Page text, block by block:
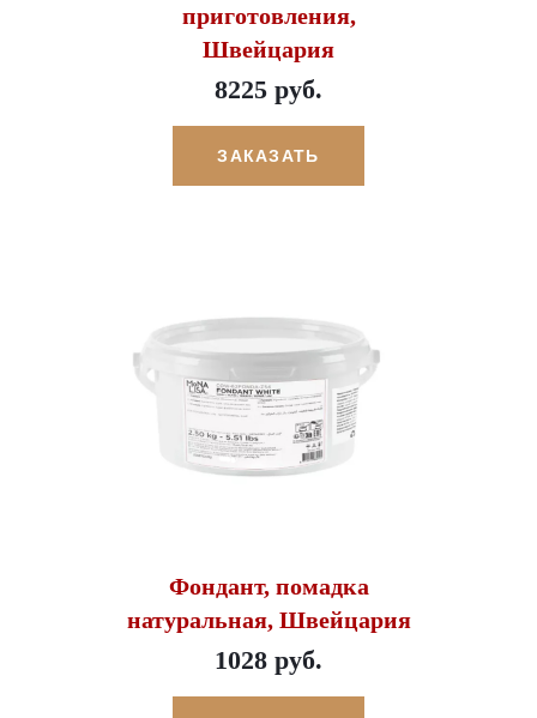
приготовления,
Швейцария
8225 руб.
ЗАКАЗАТЬ
Фондант, помадка
натуральная, Швейцария
1028 руб.